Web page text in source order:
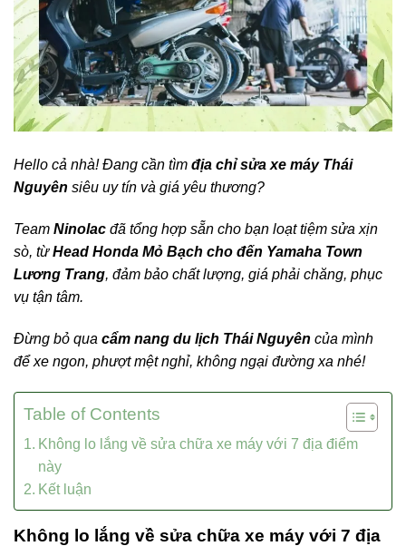
Hello cả nhà! Đang cần tìm địa chỉ sửa xe máy Thái
Nguyên siêu uy tín và giá yêu thương?
Team Ninolac đã tổng hợp sẵn cho bạn loạt tiệm sửa xịn
sò, từHead Honda Mỏ Bạch cho đến Yamaha Town
Lương Trang, đảm bảo chất lượng, giá phải chăng, phục
vụ tận tâm.
Đừng bỏ qua cẩm nang du lịch Thái Nguyên của mình
để xe ngon, phượt mệt nghỉ, không ngại đường xa nhé!
Table of Contents
Không lo lắng về sửa chữa xe máy với 7 địa điểm
này
Kết luận
Không lo lắng về sửa chữa xe máy với 7 địa